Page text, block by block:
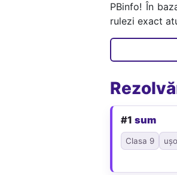
PBinfo! În
rulezi exact
#1 sum
Clasa 9